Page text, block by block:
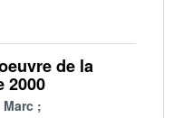
de la
2000
Marc